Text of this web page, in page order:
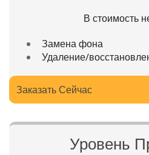
В стоимость
Замена фона
Удаление/
Заказать Сейчас
Уровень